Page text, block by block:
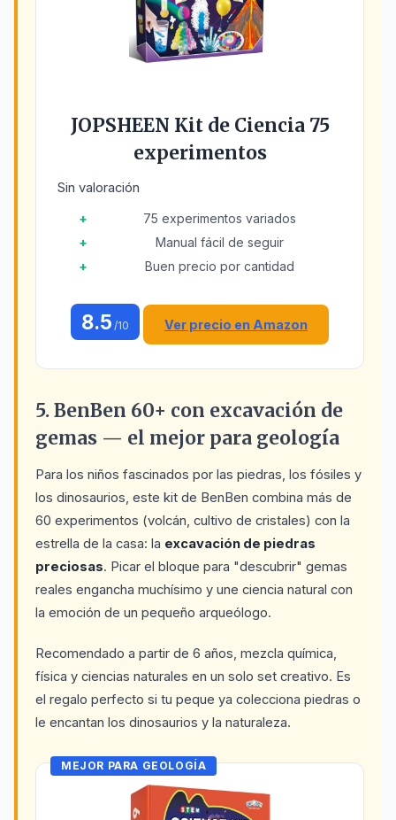
JOPSHEEN Kit de Ciencia 75
experimentos
Sin valoración
75 experimentos variados
Manual fácil de seguir
Buen precio por cantidad
8.5 /10 Ver precio en Amazon
5. BenBen 60+ con excavación de
gemas — el mejor para geología
Para los niños fascinados por las piedras, los fósiles y
los dinosaurios, este kit de BenBen combina más de
60 experimentos (volcán, cultivo de cristales) con la
estrella de la casa: la excavación de piedras
preciosas. Picar el bloque para "descubrir" gemas
reales engancha muchísimo y une ciencia natural con
la emoción de un pequeño arqueólogo.
Recomendado a partir de 6 años, mezcla química,
física y ciencias naturales en un solo set creativo. Es
el regalo perfecto si tu peque ya colecciona piedras o
le encantan los dinosaurios y la naturaleza.
MEJOR PARA GEOLOGÍA